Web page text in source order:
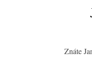
Znáte